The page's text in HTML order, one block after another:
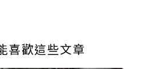
喜歡這些文章